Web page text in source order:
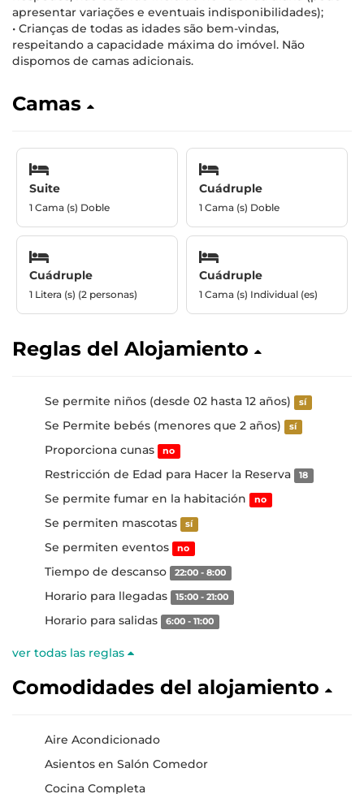
apresentar variações e eventuais indisponibilidades);
• Crianças de todas as idades são bem-vindas,
respeitando a capacidade máxima do imóvel. Não
dispomos de camas adicionais.
Camas
Suite
1 Cama (s) Doble
Cuádruple
1 Cama (s) Doble
Cuádruple
1 Litera (s) (2 personas)
Cuádruple
1 Cama (s) Individual (es)
Reglas del Alojamiento
Se permite niños (desde 02 hasta 12 años) sí
Se Permite bebés (menores que 2 años) sí
Proporciona cunas no
Restricción de Edad para Hacer la Reserva 18
Se permite fumar en la habitación no
Se permiten mascotas sí
Se permiten eventos no
Tiempo de descanso 22:00 - 8:00
Horario para llegadas 15:00 - 21:00
Horario para salidas 6:00 - 11:00
ver todas las reglas
Comodidades del alojamiento
Aire Acondicionado
Asientos en Salón Comedor
Cocina Completa